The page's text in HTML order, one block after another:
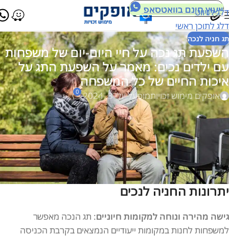
דלג לניווט
דלג לתוכן ראשי
ייעוץ חינם בוואטסאפ
תג חניה לנכה
השפעת תג נכה על חיי היום-יום של משפחות
עם ילדים נכים: מאמר על השפעת התג על
איכות החיים של כל המשפחה
אופקים מימוש זכויותמופעל יולי 3, 2024 0
החיים עם ילד נכה מציבים אתגרים יומיומיים עבור המשפחות. תג
נכה מספק שורה של יתרונות שמטרתם לשפר את איכות החיים של
המשפחות ולהקל על התנהלותן. מאמר זה יסביר את השפעת תג
הנכה על חיי היום-יום של משפחות עם ילדים נכים וכיצד הוא תורם
לשיפור איכות החיים של כל בני המשפחה.
יתרונות החניה לנכים
גישה מהירה ונוחה למקומות חיוניים: תג הנכה מאפשר
למשפחות לחנות במקומות ייעודיים הנמצאים בקרבת הכניסה